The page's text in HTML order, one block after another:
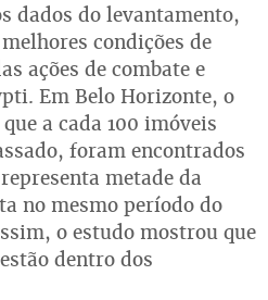
dados do levantamento,
condições de
ações de combate e
Em Belo Horizonte, o
a cada 100 imóveis
foram encontrados
metade da
no mesmo período do
o estudo mostrou que
dentro dos